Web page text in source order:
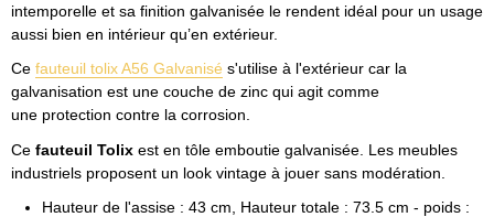
intemporelle et sa finition galvanisée le rendent idéal pour un usage
aussi bien en intérieur qu’en extérieur.
Ce fauteuil tolix A56 Galvanisé s'utilise à l'extérieur car la
galvanisation est une couche de zinc qui agit comme
une protection contre la corrosion.
Ce fauteuil Tolix est en tôle emboutie galvanisée. Les meubles
industriels proposent un look vintage à jouer sans modération.
Hauteur de l'assise : 43 cm, Hauteur totale : 73.5 cm - poids :